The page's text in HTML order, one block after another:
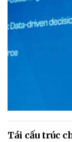
Tái cấu trúc